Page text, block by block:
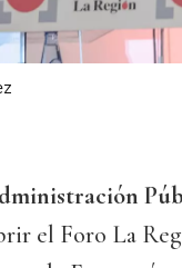
el Foro La